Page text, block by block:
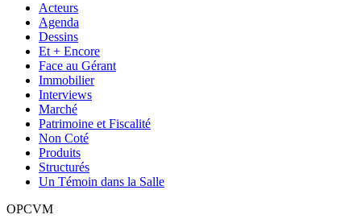
Acteurs
Agenda
Dessins
Et + Encore
Face au Gérant
Immobilier
Interviews
Marché
Patrimoine et Fiscalité
Non Coté
Produits
Structurés
Un Témoin dans la Salle
OPCVM